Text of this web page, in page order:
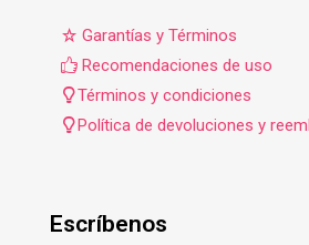
Garantías y Términos
Recomendaciones de uso
Términos y condiciones
Política de devoluciones y
Escríbenos